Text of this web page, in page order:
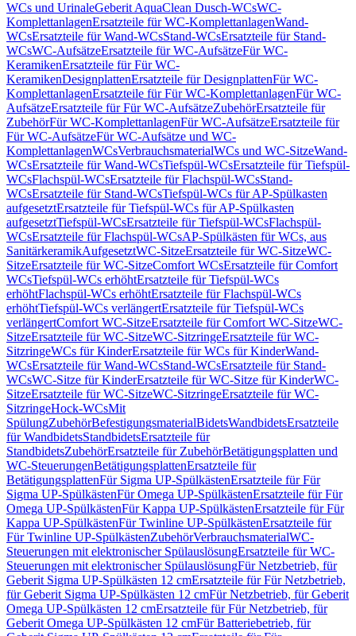
WCs und UrinaleGeberit AquaClean Dusch-WCsWC-
KomplettanlagenErsatzteile für WC-KomplettanlagenWand-
WCsErsatzteile für Wand-WCsStand-WCsErsatzteile für Stand-
WCsWC-AufsätzeErsatzteile für WC-AufsätzeFür WC-
KeramikenErsatzteile für Für WC-
KeramikenDesignplattenErsatzteile für DesignplattenFür WC-
KomplettanlagenErsatzteile für Für WC-KomplettanlagenFür WC-
AufsätzeErsatzteile für Für WC-AufsätzeZubehörErsatzteile für
ZubehörFür WC-KomplettanlagenFür WC-AufsätzeErsatzteile für
Für WC-AufsätzeFür WC-Aufsätze und WC-
KomplettanlagenWCsVerbrauchsmaterialWCs und WC-SitzeWand-
WCsErsatzteile für Wand-WCsTiefspül-WCsErsatzteile für Tiefspül-
WCsFlachspül-WCsErsatzteile für Flachspül-WCsStand-
WCsErsatzteile für Stand-WCsTiefspül-WCs für AP-Spülkasten
aufgesetztErsatzteile für Tiefspül-WCs für AP-Spülkasten
aufgesetztTiefspül-WCsErsatzteile für Tiefspül-WCsFlachspül-
WCsErsatzteile für Flachspül-WCsAP-Spülkästen für WCs, aus
SanitärkeramikAufgesetztWC-SitzeErsatzteile für WC-SitzeWC-
SitzeErsatzteile für WC-SitzeComfort WCsErsatzteile für Comfort
WCsTiefspül-WCs erhöhtErsatzteile für Tiefspül-WCs
erhöhtFlachspül-WCs erhöhtErsatzteile für Flachspül-WCs
erhöhtTiefspül-WCs verlängertErsatzteile für Tiefspül-WCs
verlängertComfort WC-SitzeErsatzteile für Comfort WC-SitzeWC-
SitzeErsatzteile für WC-SitzeWC-SitzringeErsatzteile für WC-
SitzringeWCs für KinderErsatzteile für WCs für KinderWand-
WCsErsatzteile für Wand-WCsStand-WCsErsatzteile für Stand-
WCsWC-Sitze für KinderErsatzteile für WC-Sitze für KinderWC-
SitzeErsatzteile für WC-SitzeWC-SitzringeErsatzteile für WC-
SitzringeHock-WCsMit
SpülungZubehörBefestigungsmaterialBidetsWandbidetsErsatzteile
für WandbidetsStandbidetsErsatzteile für
StandbidetsZubehörErsatzteile für ZubehörBetätigungsplatten und
WC-SteuerungenBetätigungsplattenErsatzteile für
BetätigungsplattenFür Sigma UP-SpülkästenErsatzteile für Für
Sigma UP-SpülkästenFür Omega UP-SpülkästenErsatzteile für Für
Omega UP-SpülkästenFür Kappa UP-SpülkästenErsatzteile für Für
Kappa UP-SpülkästenFür Twinline UP-SpülkästenErsatzteile für
Für Twinline UP-SpülkästenZubehörVerbrauchsmaterialWC-
Steuerungen mit elektronischer SpülauslösungErsatzteile für WC-
Steuerungen mit elektronischer SpülauslösungFür Netzbetrieb, für
Geberit Sigma UP-Spülkästen 12 cmErsatzteile für Für Netzbetrieb,
für Geberit Sigma UP-Spülkästen 12 cmFür Netzbetrieb, für Geberit
Omega UP-Spülkästen 12 cmErsatzteile für Für Netzbetrieb, für
Geberit Omega UP-Spülkästen 12 cmFür Batteriebetrieb, für